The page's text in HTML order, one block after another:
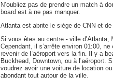
N’oubliez pas de prendre un match à
board est à ne pas manquer.
Atlanta est abrite le siège de CNN et
Si vous êtes au centre - ville d’Atlanta,
Cependant, il s’arrête environ 01:00,
revenir de l’aéroport vers la fin. Il y a
Buckhead, Downtown, ou à l’aéroport.
voudrez avoir une voiture de location
abondant tout autour de la ville.